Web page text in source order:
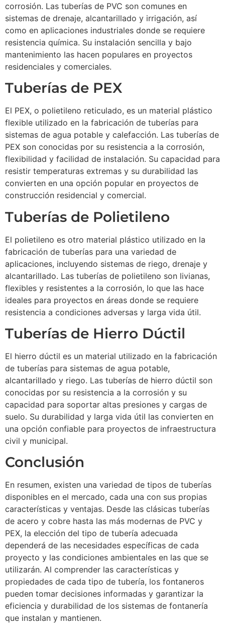
corrosión. Las tuberías de PVC son comunes en
sistemas de drenaje, alcantarillado y irrigación, así
como en aplicaciones industriales donde se requiere
resistencia química. Su instalación sencilla y bajo
mantenimiento las hacen populares en proyectos
residenciales y comerciales.
Tuberías de PEX
El PEX, o polietileno reticulado, es un material plástico
flexible utilizado en la fabricación de tuberías para
sistemas de agua potable y calefacción. Las tuberías de
PEX son conocidas por su resistencia a la corrosión,
flexibilidad y facilidad de instalación. Su capacidad para
resistir temperaturas extremas y su durabilidad las
convierten en una opción popular en proyectos de
construcción residencial y comercial.
Tuberías de Polietileno
El polietileno es otro material plástico utilizado en la
fabricación de tuberías para una variedad de
aplicaciones, incluyendo sistemas de riego, drenaje y
alcantarillado. Las tuberías de polietileno son livianas,
flexibles y resistentes a la corrosión, lo que las hace
ideales para proyectos en áreas donde se requiere
resistencia a condiciones adversas y larga vida útil.
Tuberías de Hierro Dúctil
El hierro dúctil es un material utilizado en la fabricación
de tuberías para sistemas de agua potable,
alcantarillado y riego. Las tuberías de hierro dúctil son
conocidas por su resistencia a la corrosión y su
capacidad para soportar altas presiones y cargas de
suelo. Su durabilidad y larga vida útil las convierten en
una opción confiable para proyectos de infraestructura
civil y municipal.
Conclusión
En resumen, existen una variedad de tipos de tuberías
disponibles en el mercado, cada una con sus propias
características y ventajas. Desde las clásicas tuberías
de acero y cobre hasta las más modernas de PVC y
PEX, la elección del tipo de tubería adecuada
dependerá de las necesidades específicas de cada
proyecto y las condiciones ambientales en las que se
utilizarán. Al comprender las características y
propiedades de cada tipo de tubería, los fontaneros
pueden tomar decisiones informadas y garantizar la
eficiencia y durabilidad de los sistemas de fontanería
que instalan y mantienen.